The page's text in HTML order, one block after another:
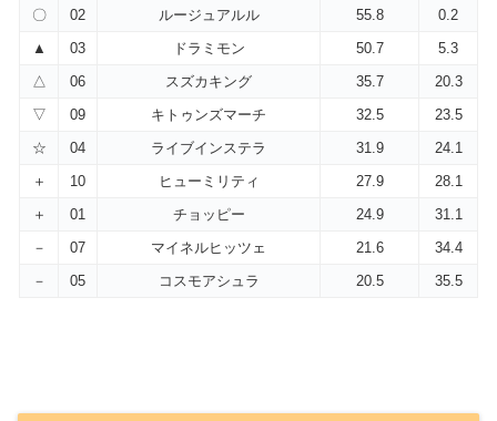
〇
02 ルージュアルル 55.8
0.2
▲
03 ドラミモン 50.7
5.3
△
06 スズカキング 35.7
20.3
▽
09 キトゥンズマーチ 32.5
23.5
☆
04 ライブインステラ 31.9
24.1
＋
10 ヒューミリティ 27.9
28.1
＋
01 チョッピー 24.9
31.1
－
07 マイネルヒッツェ 21.6
34.4
－
05 コスモアシュラ 20.5 35.5